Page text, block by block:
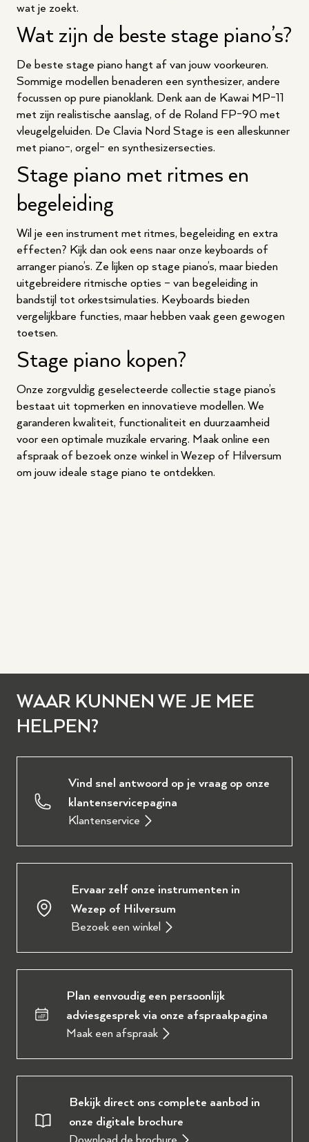
wat je zoekt.
Wat zijn de beste stage piano’s?
De beste stage piano hangt af van jouw voorkeuren.
Sommige modellen benaderen een synthesizer, andere
focussen op pure pianoklank. Denk aan de Kawai MP-11
met zijn realistische aanslag, of de Roland FP-90 met
vleugelgeluiden. De Clavia Nord Stage is een alleskunner
met piano-, orgel- en synthesizersecties.
Stage piano met ritmes en
begeleiding
Wil je een instrument met ritmes, begeleiding en extra
effecten? Kijk dan ook eens naar onze keyboards of
arranger piano’s. Ze lijken op stage piano’s, maar bieden
uitgebreidere ritmische opties – van begeleiding in
bandstijl tot orkestsimulaties. Keyboards bieden
vergelijkbare functies, maar hebben vaak geen gewogen
toetsen.
Stage piano kopen?
Onze zorgvuldig geselecteerde collectie stage piano’s
bestaat uit topmerken en innovatieve modellen. We
garanderen kwaliteit, functionaliteit en duurzaamheid
voor een optimale muzikale ervaring. Maak online een
afspraak of bezoek onze winkel in Wezep of Hilversum
om jouw ideale stage piano te ontdekken.
WAAR KUNNEN WE JE MEE
HELPEN?
Vind snel antwoord op je vraag op onze
klantenservicepagina
Klantenservice
Ervaar zelf onze instrumenten in
Wezep of Hilversum
Bezoek een winkel
Plan eenvoudig een persoonlijk
adviesgesprek via onze afspraakpagina
Maak een afspraak
Bekijk direct ons complete aanbod in
onze digitale brochure